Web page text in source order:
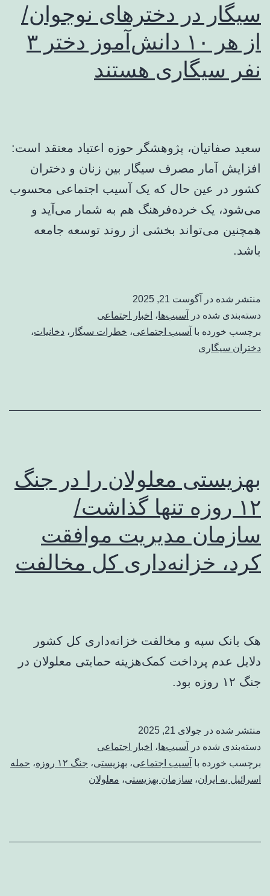
سیگار در دخترهای نوجوان/
از هر ۱۰ دانش‌آموز دختر ۳
نفر سیگاری‌ هستند
سعید صفاتیان، پژوهشگر حوزه اعتیاد معتقد است:
افزایش آمار مصرف سیگار بین زنان و دختران
کشور در عین حال که یک آسیب اجتماعی محسوب
می‌شود، یک خرده‌فرهنگ هم به شمار می‌آید و
همچنین می‌تواند بخشی از روند توسعه جامعه
باشد.
منتشر شده در
آگوست 21, 2025
دسته‌بندی شده در
آسیب‌ها، اخبار اجتماعی
برچسب خورده با آسیب اجتماعی، خطرات سیگار ، دخانیات،
دختران سیگاری
بهزیستی معلولان را در جنگ
۱۲ روزه تنها گذاشت/
سازمان مدیریت موافقت
کرد، خزانه‌داری کل مخالفت
هک بانک سپه و مخالفت خزانه‌داری کل کشور
دلایل عدم پرداخت کمک‌هزینه حمایتی معلولان در
جنگ ۱۲ روزه بود.
منتشر شده در جولای 21, 2025
دسته‌بندی شده در
آسیب‌ها، اخبار اجتماعی
برچسب خورده با آسیب اجتماعی، بهزیستی، جنگ ۱۲ روزه ، حمله
اسرائیل به ایران، سازمان بهزیستی، معلولان